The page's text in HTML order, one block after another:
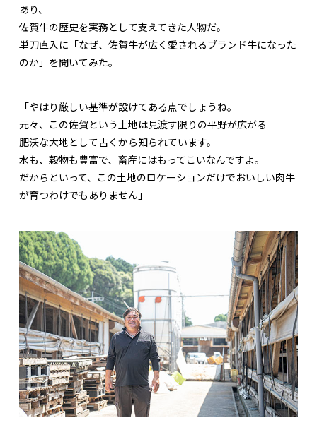
あり、
佐賀牛の歴史を実務として支えてきた人物だ。
単刀直入に「なぜ、佐賀牛が広く愛されるブランド牛になった
のか」を聞いてみた。
「やはり厳しい基準が設けてある点でしょうね。
元々、この佐賀という土地は見渡す限りの平野が広がる
肥沃な大地として古くから知られています。
水も、穀物も豊富で、畜産にはもってこいなんですよ。
だからといって、この土地のロケーションだけでおいしい肉牛
が育つわけでもありません」